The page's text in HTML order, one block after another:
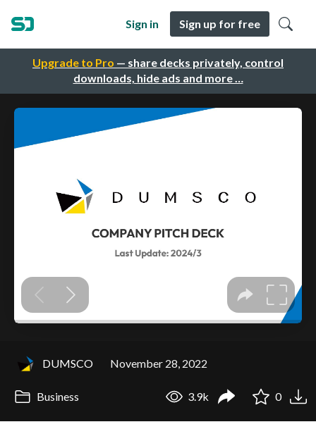
Upgrade to Pro — share decks privately, control
downloads, hide ads and more …
Sign in Sign up for free
DUMSCO November 28, 2022
Business 3.9k 0